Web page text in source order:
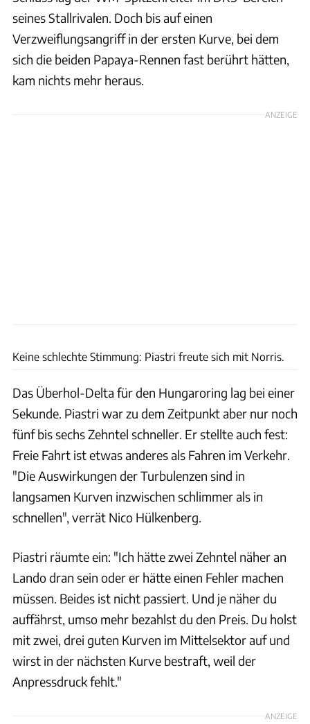
seines Stallrivalen. Doch bis auf einen
Verzweiflungsangriff in der ersten Kurve, bei dem
sich die beiden Papaya-Rennen fast berührt hätten,
kam nichts mehr heraus.
ANZEIGE
Keine schlechte Stimmung: Piastri freute sich mit Norris.
Das Überhol-Delta für den Hungaroring lag bei einer
Sekunde. Piastri war zu dem Zeitpunkt aber nur noch
fünf bis sechs Zehntel schneller. Er stellte auch fest:
Freie Fahrt ist etwas anderes als Fahren im Verkehr.
"Die Auswirkungen der Turbulenzen sind in
langsamen Kurven inzwischen schlimmer als in
schnellen", verrät Nico Hülkenberg.
Piastri räumte ein: "Ich hätte zwei Zehntel näher an
Lando dran sein oder er hätte einen Fehler machen
müssen. Beides ist nicht passiert. Und je näher du
auffährst, umso mehr bezahlst du den Preis. Du holst
mit zwei, drei guten Kurven im Mittelsektor auf und
wirst in der nächsten Kurve bestraft, weil der
Anpressdruck fehlt."
ANZEIGE